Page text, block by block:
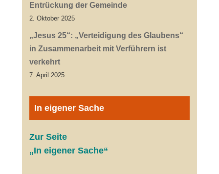
Entrückung der Gemeinde
2. Oktober 2025
„Jesus 25“: „Verteidigung des Glaubens“
in Zusammenarbeit mit Verführern ist
verkehrt
7. April 2025
In eigener Sache
Zur Seite
„In eigener Sache“